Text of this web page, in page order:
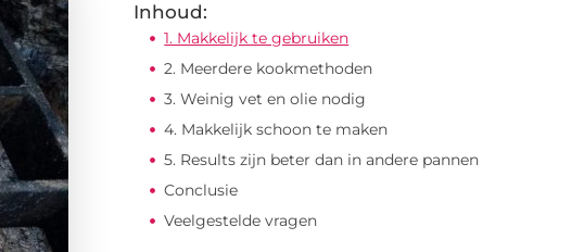
Inhoud:
1. Makkelijk te gebruiken
2. Meerdere kookmethoden
3. Weinig vet en olie nodig
4. Makkelijk schoon te maken
5. Results zijn beter dan in andere pannen
Conclusie
Veelgestelde vragen